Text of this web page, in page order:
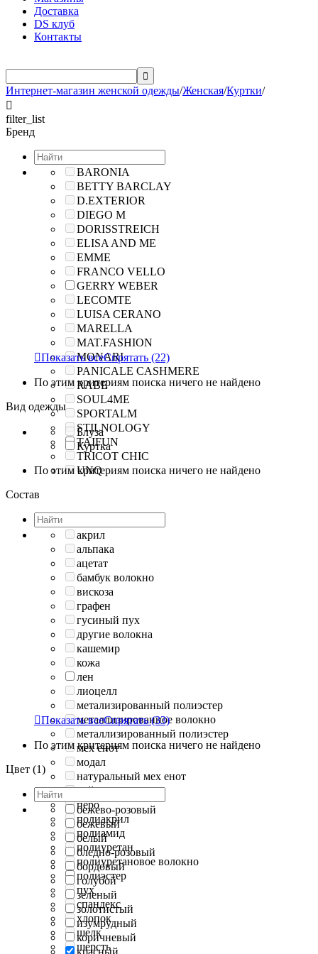
Доставка
DS клуб
Контакты

Интернет-магазин женской одежды/Женская/Куртки/

filter_list
Бренд
BARONIA
BETTY BARCLAY
D.EXTERIOR
DIEGO M
DORISSTREICH
ELISA AND ME
EMME
FRANCO VELLO
GERRY WEBER
LECOMTE
LUISA CERANO
MARELLA
MAT.FASHION
MONARI
PANICALE CASHMERE
RABE
SOUL4ME
SPORTALM
STILNOLOGY
TAIFUN
TRICOT CHIC
UNQ
Показать всеСпрятать (22)
По этим критериям поиска ничего не найдено
Вид одежды
Блуза
Куртка
По этим критериям поиска ничего не найдено
Состав
акрил
альпака
ацетат
бамбук волокно
вискоза
графен
гусиный пух
другие волокна
кашемир
кожа
лен
лиоцелл
метализированный полиэстер
металлизированное волокно
металлизированный полиэстер
мех енот
модал
натуральный мех енот
нейлон
перо
полиакрил
полиамид
полиуретан
полиуретановое волокно
полиэстер
пух
спандекс
хлопок
шелк
шерсть
Показать всеСпрятать(33)
По этим критериям поиска ничего не найдено
Цвет (1)
бежево-розовый
бежевый
белый
бледно-розовый
бордовый
голубой
зеленый
золотистый
изумрудный
коричневый
красный